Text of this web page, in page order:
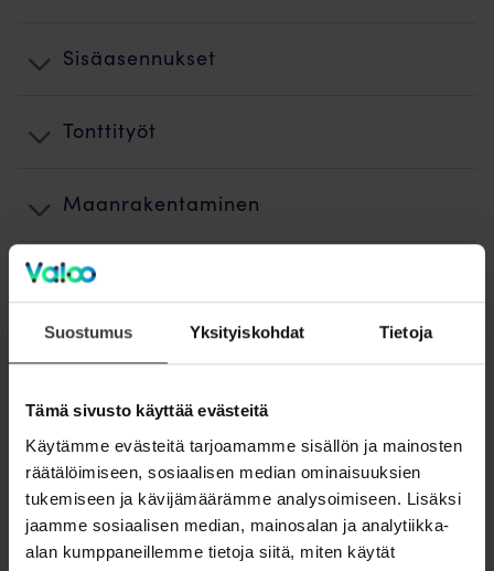
Suostumus Yksityiskohdat Tietoja
Tämä sivusto käyttää evästeitä
Käytämme evästeitä tarjoamamme sisällön ja mainosten
räätälöimiseen, sosiaalisen median ominaisuuksien
tukemiseen ja kävijämäärämme analysoimiseen. Lisäksi
jaamme sosiaalisen median, mainosalan ja analytiikka-
alan kumppaneillemme tietoja siitä, miten käytät
Sisäasennukset
Tonttityöt
Maanrakentaminen
Kuidun puhallus ja teletyöt
Jälkityöt ja ennallistaminen
Laskutus
Valokuidun rakentamisen vaiheet